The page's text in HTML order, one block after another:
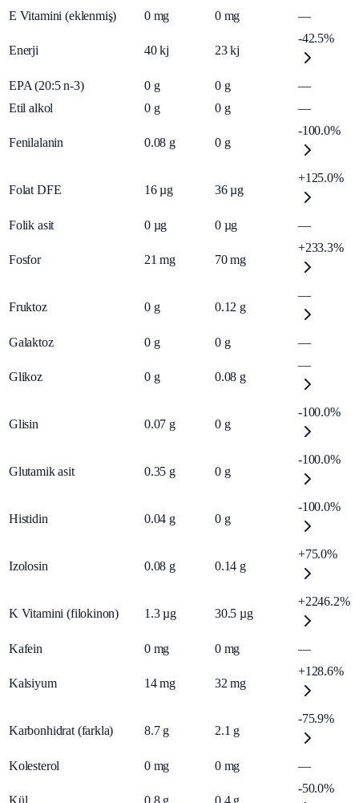
E Vitamini (eklenmiş) 0 mg 0 mg —
Enerji 40 kj 23 kj
-42.5%
EPA (20:5 n-3) 0 g 0 g
—
Etil alkol
0 g 0 g —
Fenilalanin 0.08 g 0 g
-100.0%
Folat DFE 16 µg 36 µg
+125.0%
Folik asit 0 µg 0 µg —
Fosfor 21 mg 70 mg
+233.3%
Fruktoz 0 g 0.12 g
—
Galaktoz 0 g 0 g —
Glikoz 0 g 0.08 g
—
Glisin 0.07 g 0 g
-100.0%
Glutamik asit 0.35 g 0 g
-100.0%
Histidin 0.04 g 0 g
-100.0%
Izolosin 0.08 g 0.14 g
+75.0%
K Vitamini (filokinon) 1.3 µg 30.5 µg
+2246.2%
Kafein 0 mg 0 mg —
Kalsiyum 14 mg 32 mg
+128.6%
Karbonhidrat (farkla) 8.7 g 2.1 g
-75.9%
Kolesterol 0 mg 0 mg —
-50.0%